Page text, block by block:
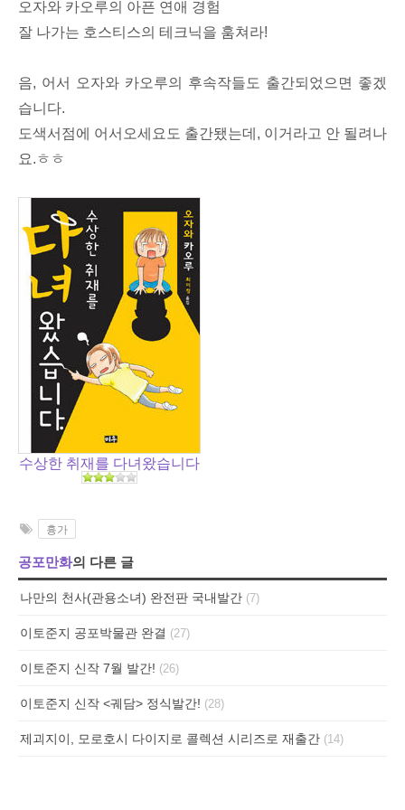
오자와 카오루의 아픈 연애 경험
잘 나가는 호스티스의 테크닉을 훔쳐라!
음, 어서 오자와 카오루의 후속작들도 출간되었으면 좋겠
습니다.
도색서점에 어서오세요도 출간됐는데, 이거라고 안 될려나
요.ㅎㅎ
수상한 취재를 다녀왔습니다
흉가
공포만화의 다른 글
나만의 천사(관용소녀) 완전판 국내발간 (7)
이토준지 공포박물관 완결 (27)
이토준지 신작 7월 발간! (26)
이토준지 신작 <궤담> 정식발간! (28)
제괴지이, 모로호시 다이지로 콜렉션 시리즈로 재출간 (14)